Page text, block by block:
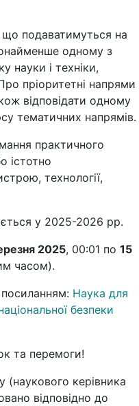
подаватимуться на
одному з
науки і техніки,
пріоритетні напрями
відповідати одному
тематичних напрямів.
практичного
істотно
технології,
у 2025-2026 рр.
2025, 00:01 по 15
часом).
Наука для
безпеки
та перемоги!
(наукового керівника
відповідно до